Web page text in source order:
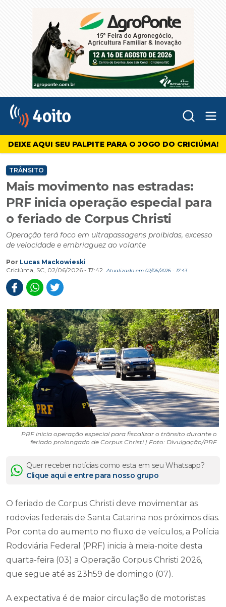
4oito
DEIXE AQUI SEU PALPITE PARA O JOGO DO CRICIÚMA!
TRÂNSITO
Mais movimento nas estradas:
PRF inicia operação especial para
o feriado de Corpus Christi
Operação terá foco em ultrapassagens proibidas, excesso
de velocidade e embriaguez ao volante
Por Lucas Mackowieski
Criciúma, SC, 02/06/2026 - 17:42
Atualizado em 02/06/2026 - 17:43
PRF inicia operação especial para fiscalizar o trânsito durante o
feriado prolongado de Corpus Christi | Foto: Divulgação/PRF
Quer receber notícias como esta em seu Whatsapp?
Clique aqui e entre para nosso grupo
O feriado de Corpus Christi deve movimentar as
rodovias federais de Santa Catarina nos próximos dias.
Por conta do aumento no fluxo de veículos, a Polícia
Rodoviária Federal (PRF) inicia à meia-noite desta
quarta-feira (03) a Operação Corpus Christi 2026,
que segue até as 23h59 de domingo (07).
A expectativa é de maior circulação de motoristas